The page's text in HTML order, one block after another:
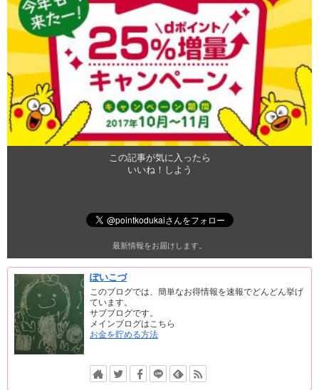
この記事が気に入ったら
いいね！しよう
最新情報をお届けします。
ぽいこづ
このブログでは、簡単なお得情報を速報でどんどん挙げ
ています。
サブブログです。
メインブログはこちら
お金を貯める方法